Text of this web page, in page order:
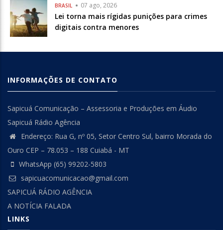
BRASIL 07 ago, 2026
Lei torna mais rígidas punições para crimes
digitais contra menores
INFORMAÇÕES DE CONTATO
Sapicuá Comunicação – Assessoria e Produções em Áudio
Sapicuá Rádio Agência
Endereço: Rua G, nº 05, Setor Centro Sul, bairro Morada do
Ouro CEP – 78.053 – 188 Cuiabá - MT
WhatsApp (65) 99202-5803
sapicuacomunicacao@gmail.com
SAPICUÁ RÁDIO AGÊNCIA
A NOTÍCIA FALADA
LINKS